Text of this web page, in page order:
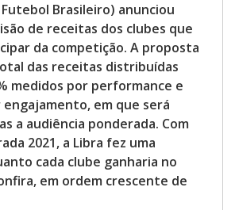
Brasileiro) anunciou
de receitas dos clubes que
da competição. A proposta
das receitas distribuídas
medidos por performance e
em que será
a audiência ponderada. Com
2021, a Libra fez uma
cada clube ganharia no
em ordem crescente de